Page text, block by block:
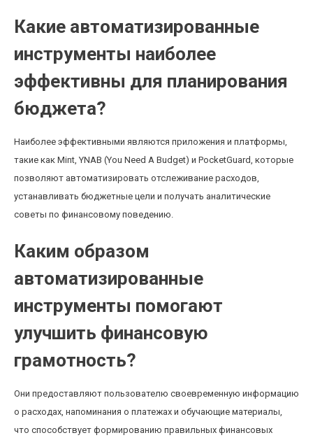
Какие автоматизированные
инструменты наиболее
эффективны для планирования
бюджета?
Наиболее эффективными являются приложения и платформы,
такие как Mint, YNAB (You Need A Budget) и PocketGuard, которые
позволяют автоматизировать отслеживание расходов,
устанавливать бюджетные цели и получать аналитические
советы по финансовому поведению.
Каким образом
автоматизированные
инструменты помогают
улучшить финансовую
грамотность?
Они предоставляют пользователю своевременную информацию
о расходах, напоминания о платежах и обучающие материалы,
что способствует формированию правильных финансовых